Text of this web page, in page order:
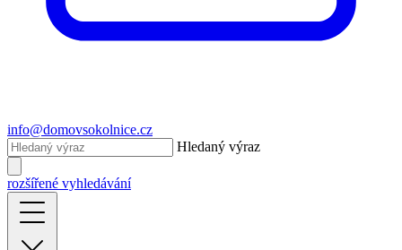
info@domovsokolnice.cz
Hledaný výraz
rozšířené vyhledávání